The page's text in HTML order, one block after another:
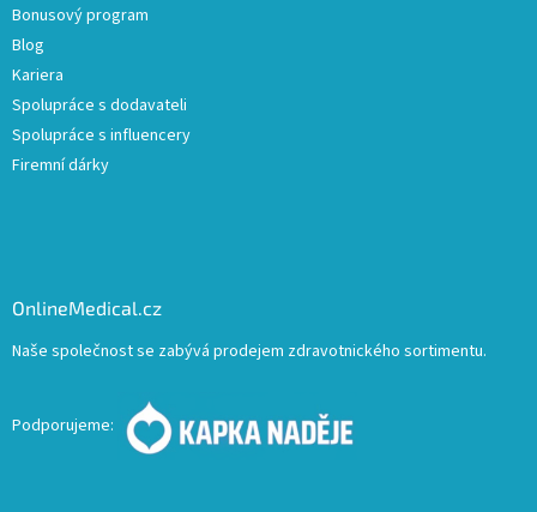
Bonusový program
Blog
Kariera
Spolupráce s dodavateli
Spolupráce s influencery
Firemní dárky
OnlineMedical.cz
Naše společnost se zabývá prodejem zdravotnického sortimentu.
Podporujeme: